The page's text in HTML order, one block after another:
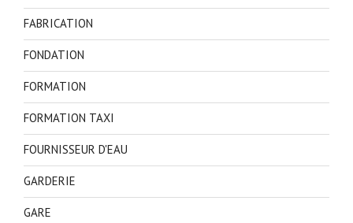
FABRICATION
FONDATION
FORMATION
FORMATION TAXI
FOURNISSEUR D'EAU
GARDERIE
GARE